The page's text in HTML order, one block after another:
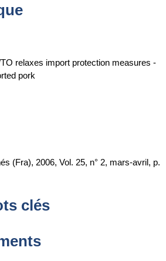
relaxes import protection measures -
pork
(Fra), 2006, Vol. 25, n° 2, mars-avril, p.
clés